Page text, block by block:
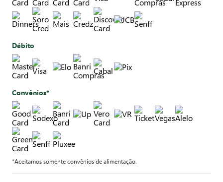
Débito
Convênios*
*Aceitamos somente convênios de alimentação.